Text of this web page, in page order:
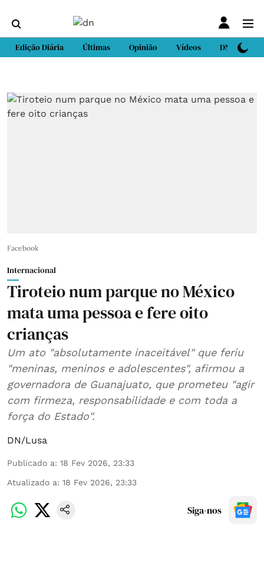
Edição Diária Últimas Opinião Vídeos DN Sport
Facebook
Internacional
Tiroteio num parque no México
mata uma pessoa e fere oito
crianças
Um ato "absolutamente inaceitável" que feriu
"meninas, meninos e adolescentes", afirmou a
governadora de Guanajuato, que prometeu "agir
com firmeza, responsabilidade e com toda a
força do Estado".
DN/Lusa
Publicado a: 18 Fev 2026, 23:33
Atualizado a: 18 Fev 2026, 23:33
Siga-nos